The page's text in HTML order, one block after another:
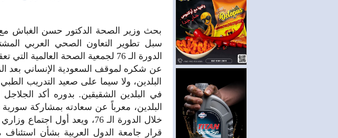
بحث وزير الصحة الدكتور حسن الغباش
سبل تطوير التعاون الصحي العربي
الدورة الـ 76 لجمعية الصحة
عن شكره لموقف السعودية الإنساني بعد
البلدين، ولا سيما على صعيد التدريب
في البلدين الشقيقين. بدوره أكد
البلدين، معرباً عن سعادته بمشاركة
خلال الدورة الـ 76، ويعد أول
قرار جامعة الدول العربية بشأن